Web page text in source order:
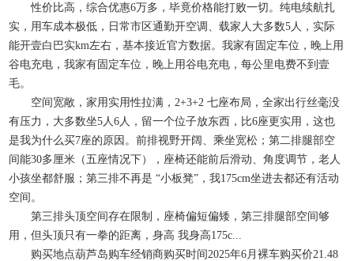
性价比高，综合优惠6万多，毕竟价格能打败一切。纯电续航扎
实，用车成本极低，日常市区通勤开空调、载家人大多数5人，实际
能开壹白巴实km左右，基本接近官方数据。我家有固定车位，晚上用
谷电充电，我家有固定车位，晚上用谷电充电，每公里电费不到壹
毛。
空间宽敞，家用实用性拉满，2+3+2 七座布局，全家出行丝毫没
有压力，大多数坐5人6人，留一个位子放东西，比6座更实用，这也
是我为什么买7座的原因。前排视野开阔、乘坐宽松；第二排腿部空
间能30多厘米（五座情况下），座椅还能前后滑动、角度调节，老人
小孩坐都舒服；第三排不再是 “小板凳”，我175cm坐进去都还有活动
空间。
第三排头顶空间存在限制，座椅偏短偏矮，第三排腿部空间够
用，但头顶只有一拳的距离，身高 我身高175c...
购买地点葫芦岛购车经销商购买时间2025年6月裸车购买价21.48